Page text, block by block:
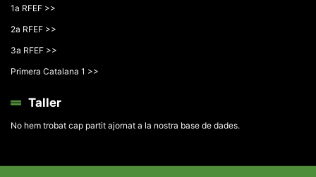
1a RFEF >>
2a RFEF >>
3a RFEF >>
Primera Catalana 1 >>
Taller
No hem trobat cap partit ajornat a la nostra base de dades.